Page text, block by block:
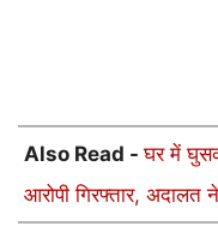
Also Read -घर में
आरोपी गिरफ्तार, अदालत